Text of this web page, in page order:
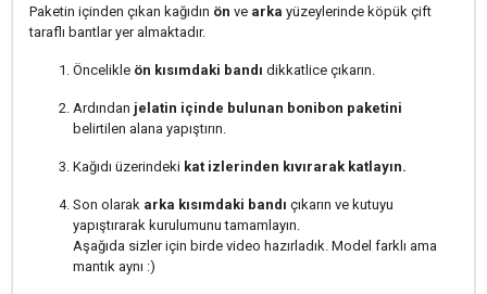
Paketin içinden çıkan kağıdın ön ve arka yüzeylerinde köpük çift
taraflı bantlar yer almaktadır.
Öncelikle ön kısımdaki bandı dikkatlice çıkarın.
Ardından jelatin içinde bulunan bonibon paketini
belirtilen alana yapıştırın.
Kağıdı üzerindeki kat izlerinden kıvırarak katlayın.
Son olarak arka kısımdaki bandı çıkarın ve kutuyu
yapıştırarak kurulumunu tamamlayın.
Aşağıda sizler için birde video hazırladık. Model farklı ama
mantık aynı :)